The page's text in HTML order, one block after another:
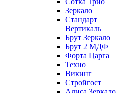
Сотка Трио
Зеркало
Стандарт
Вертикаль
Брут Зеркало
Брут 2 МДФ
Форта Царга
Техно
Викинг
Стройгост
Алиса Зеркало